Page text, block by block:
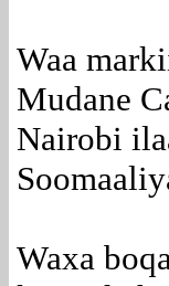
Waa
Mudane
Nairobi
Waxa